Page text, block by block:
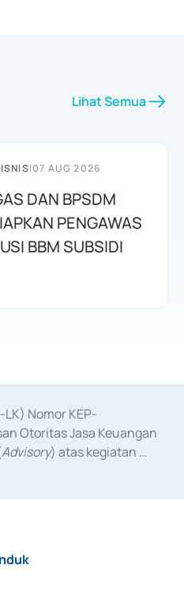
Lihat Semua
|07 AUG 2026
DAN BPSDM
PENGAWAS
BBM SUBSIDI
Nomor KEP-
Otoritas Jasa Keuangan
Advisory) atas kegiatan